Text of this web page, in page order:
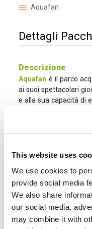
This website uses
We use cookies to
provide social media
We also share
our social media,
may combine it with
Aquafan
Dettagli
Descrizione
Aquafan è il parco
ai suoi spettacolari
e alla sua capacità di
dell’apertura)
divertimento è
Speedriul al River
famiglia che
persone alla volta.
in uno: una discesa
tunnel, con effetto